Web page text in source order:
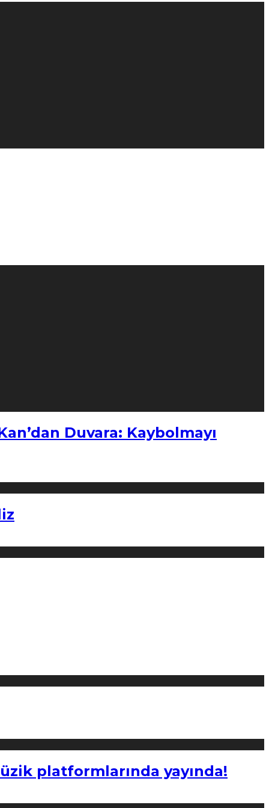
Duvara: Kaybolmayı
platformlarında yayında!